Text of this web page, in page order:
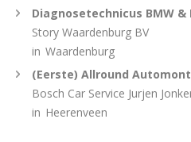
Diagnosetechnicus BMW &
Story Waardenburg BV
in Waardenburg
(Eerste) Allround
Bosch Car Service Jurjen
in Heerenveen